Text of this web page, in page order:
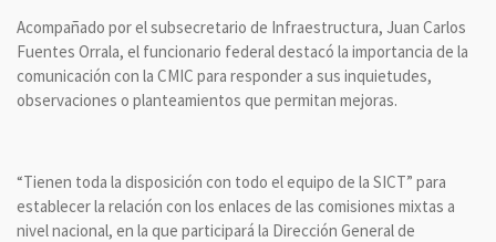
Acompañado por el subsecretario de Infraestructura, Juan Carlos
Fuentes Orrala, el funcionario federal destacó la importancia de la
comunicación con la CMIC para responder a sus inquietudes,
observaciones o planteamientos que permitan mejoras.
“Tienen toda la disposición con todo el equipo de la SICT” para
establecer la relación con los enlaces de las comisiones mixtas a
nivel nacional, en la que participará la Dirección General de